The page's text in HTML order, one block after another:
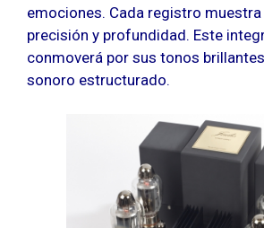
emociones. Cada registro
precisión y profundidad. Este
conmoverá por sus tonos
sonoro estructurado.